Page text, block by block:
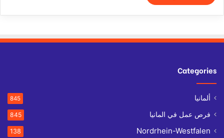
Categories
ألمانيا 845
فرص عمل في المانيا 845
Nordrhein-Westfalen
138